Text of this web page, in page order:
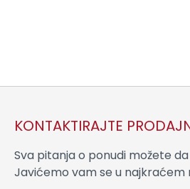
KONTAKTIRAJTE
Sva pitanja o ponudi možete
Javićemo vam se u najkraćem